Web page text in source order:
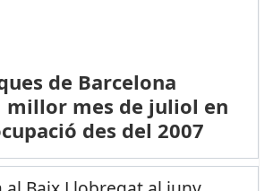
de Barcelona
millor mes de juliol en
des del 2007